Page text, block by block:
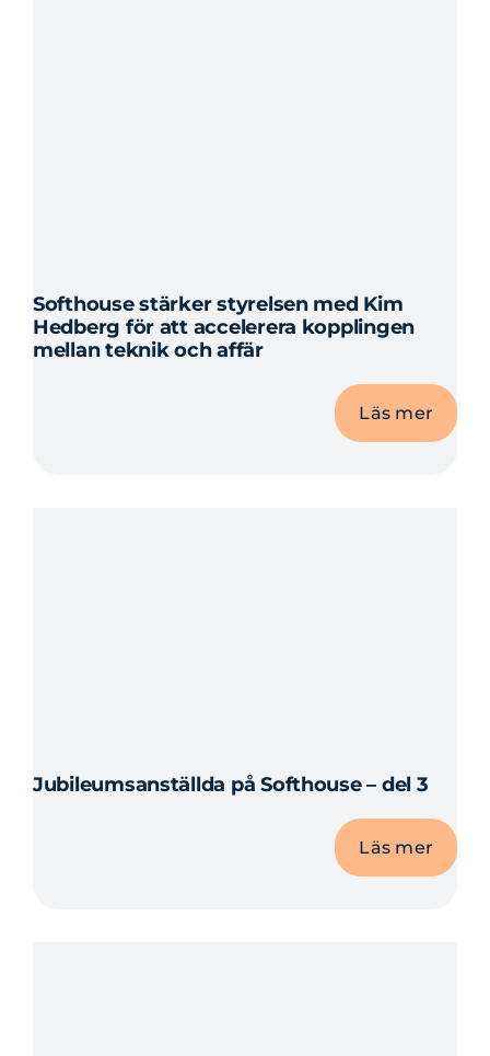
Softhouse stärker styrelsen med Kim
Hedberg för att accelerera kopplingen
mellan teknik och affär
Läs mer
Jubileumsanställda på Softhouse – del 3
Läs mer